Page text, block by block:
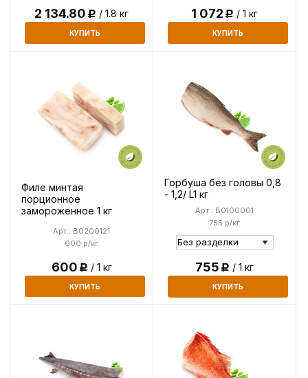
2 134.80Р / 1.8 кг
КУПИТЬ
1 072Р / 1 кг
КУПИТЬ
Филе минтая
порционное
замороженное 1 кг
600 р/кг
Арт.: B0200121
600Р / 1 кг
КУПИТЬ
Горбуша без головы 0,8
- 1,2/ L1 кг
755 р/кг
Арт.: B0100001
755Р / 1 кг
КУПИТЬ